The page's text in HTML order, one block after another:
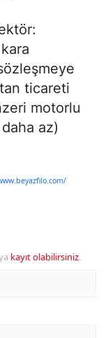
ticareti
motorlu
az)
kayıt olabilirsiniz.